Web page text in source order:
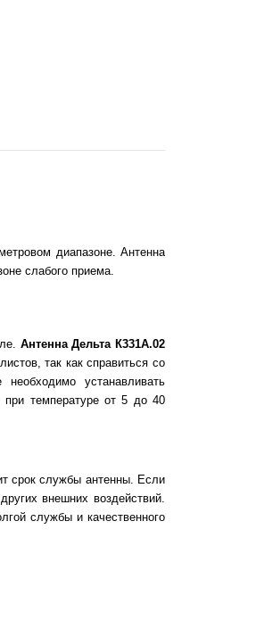
диапазоне. Антенна
слабого приема.
Антенна Дельта К331A.02
так как справиться со
устанавливать
при температуре от 5 до 40
срок службы антенны. Если
внешних воздействий.
службы и качественного